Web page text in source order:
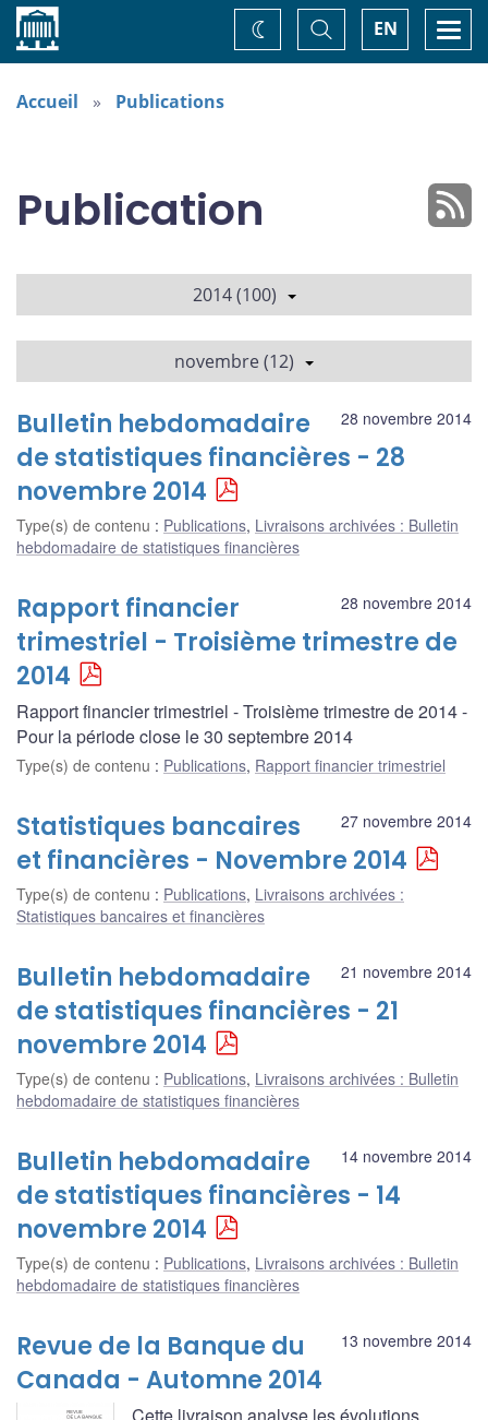
Accueil EN
Basculer
la
recherche
Changez
de
Accueil Publications
Publication
2014 (100)
novembre (12)
28 novembre 2014
Bulletin hebdomadaire
de statistiques financières - 28
novembre 2014
Type(s) de contenu : Publications, Livraisons archivées : Bulletin
hebdomadaire de statistiques financières
28 novembre 2014
Rapport financier
trimestriel - Troisième trimestre de
2014
Rapport financier trimestriel - Troisième trimestre de 2014 -
Pour la période close le 30 septembre 2014
Type(s) de contenu : Publications, Rapport financier trimestriel
27 novembre 2014
Statistiques bancaires
et financières - Novembre 2014
Type(s) de contenu : Publications, Livraisons archivées :
Statistiques bancaires et financières
21 novembre 2014
Bulletin hebdomadaire
de statistiques financières - 21
novembre 2014
Type(s) de contenu : Publications, Livraisons archivées : Bulletin
hebdomadaire de statistiques financières
14 novembre 2014
Bulletin hebdomadaire
de statistiques financières - 14
novembre 2014
Type(s) de contenu : Publications, Livraisons archivées : Bulletin
hebdomadaire de statistiques financières
13 novembre 2014
Revue de la Banque du
Canada - Automne 2014
Cette livraison analyse les évolutions